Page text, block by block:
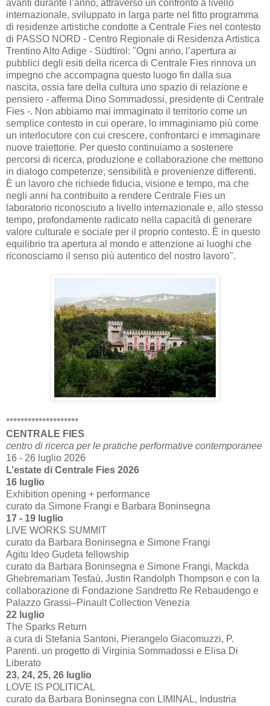
avanti durante l’anno, attraverso un confronto a livello
internazionale, sviluppato in larga parte nel fitto programma
di residenze artistiche condotte a Centrale Fies nel contesto
di PASSO NORD - Centro Regionale di Residenza Artistica
Trentino Alto Adige - Südtirol: "Ogni anno, l’apertura ai
pubblici degli esiti della ricerca di Centrale Fies rinnova un
impegno che accompagna questo luogo fin dalla sua
nascita, ossia fare della cultura uno spazio di relazione e
pensiero - afferma Dino Sommadossi, presidente di Centrale
Fies -. Non abbiamo mai immaginato il territorio come un
semplice contesto in cui operare, lo immaginiamo più come
un interlocutore con cui crescere, confrontarci e immaginare
nuove traiettorie. Per questo continuiamo a sostenere
percorsi di ricerca, produzione e collaborazione che mettono
in dialogo competenze, sensibilità e provenienze differenti.
È un lavoro che richiede fiducia, visione e tempo, ma che
negli anni ha contribuito a rendere Centrale Fies un
laboratorio riconosciuto a livello internazionale e, allo stesso
tempo, profondamente radicato nella capacità di generare
valore culturale e sociale per il proprio contesto. È in questo
equilibrio tra apertura al mondo e attenzione ai luoghi che
riconosciamo il senso più autentico del nostro lavoro".
********************
CENTRALE FIES
centro di ricerca per le pratiche performative contemporanee
16 - 26 luglio 2026
L’estate di Centrale Fies 2026
16 luglio
Exhibition opening + performance
curato da Simone Frangi e Barbara Boninsegna
17 - 19 luglio
LIVE WORKS SUMMIT
curato da Barbara Boninsegna e Simone Frangi
Agitu Ideo Gudeta fellowship
curato da Barbara Boninsegna e Simone Frangi, Mackda
Ghebremariam Tesfaù, Justin Randolph Thompson e con la
collaborazione di Fondazione Sandretto Re Rebaudengo e
Palazzo Grassi–Pinault Collection Venezia
22 luglio
The Sparks Return
a cura di Stefania Santoni, Pierangelo Giacomuzzi, P.
Parenti. un progetto di Virginia Sommadossi e Elisa Di
Liberato
23, 24, 25, 26 luglio
LOVE IS POLITICAL
curato da Barbara Boninsegna con LIMINAL, Industria